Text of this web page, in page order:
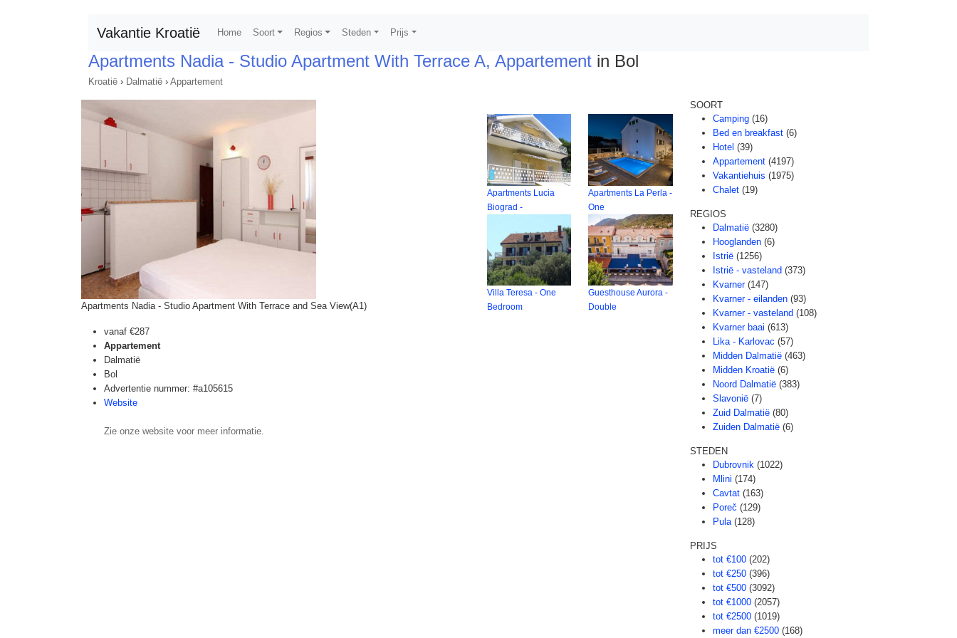
Vakantie Kroatië Home Soort Regios Steden Prijs
Apartments Nadia - Studio Apartment With Terrace A, Appartement in Bol
Kroatië › Dalmatië › Appartement
Apartments Nadia - Studio Apartment With Terrace and Sea View(A1)
vanaf €287
Appartement
Dalmatië
Bol
Advertentie nummer: #a105615
Website
Zie onze website voor meer informatie.
Apartments Lucia
Biograd -
Apartments La Perla -
One
Villa Teresa - One
Bedroom
Guesthouse Aurora -
Double
SOORT
Camping (16)
Bed en breakfast (6)
Hotel (39)
Appartement (4197)
Vakantiehuis (1975)
Chalet (19)
REGIOS
Dalmatië (3280)
Hooglanden (6)
Istrië (1256)
Istrië - vasteland (373)
Kvarner (147)
Kvarner - eilanden (93)
Kvarner - vasteland (108)
Kvarner baai (613)
Lika - Karlovac (57)
Midden Dalmatië (463)
Midden Kroatië (6)
Noord Dalmatië (383)
Slavonië (7)
Zuid Dalmatië (80)
Zuiden Dalmatië (6)
STEDEN
Dubrovnik (1022)
Mlini (174)
Cavtat (163)
Poreč (129)
Pula (128)
PRIJS
tot €100 (202)
tot €250 (396)
tot €500 (3092)
tot €1000 (2057)
tot €2500 (1019)
meer dan €2500 (168)